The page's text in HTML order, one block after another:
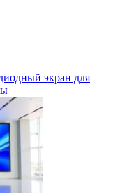
экран для